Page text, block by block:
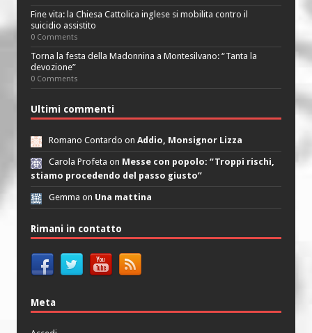
Fine vita: la Chiesa Cattolica inglese si mobilita contro il
suicidio assistito
0 Comments
Torna la festa della Madonnina a Montesilvano: “Tanta la
devozione”
0 Comments
Ultimi commenti
Romano Contardo on Addio, Monsignor Lizza
Carola Profeta on Messe con popolo: “Troppi rischi,
stiamo procedendo del passo giusto”
Gemma on Una mattina
Rimani in contatto
Meta